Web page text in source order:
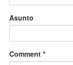
Asunto
Comment *